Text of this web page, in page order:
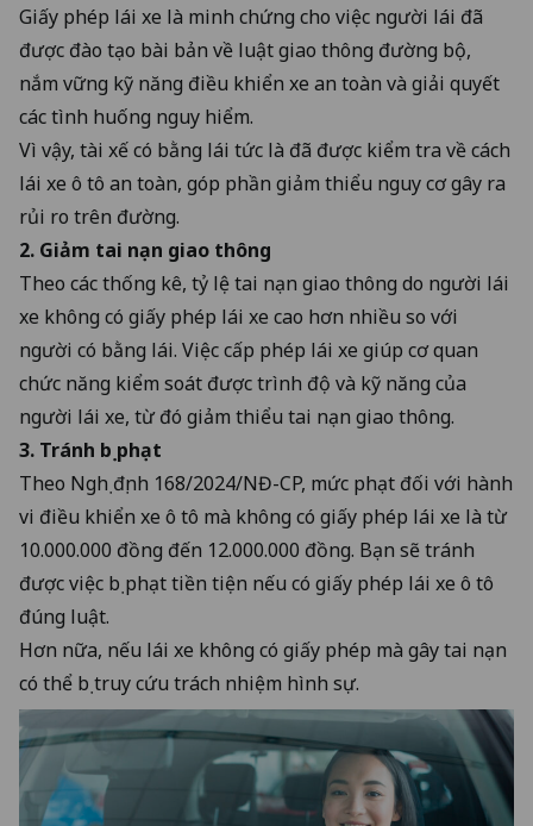
Giấy phép lái xe là minh chứng cho việc người lái đã
được đào tạo bài bản về luật giao thông đường bộ,
nắm vững kỹ năng điều khiển xe an toàn và giải quyết
các tình huống nguy hiểm.
Vì vậy, tài xế có bằng lái tức là đã được kiểm tra về cách
lái xe ô tô an toàn, góp phần giảm thiểu nguy cơ gây ra
rủi ro trên đường.
2. Giảm tai nạn giao thông
Theo các thống kê, tỷ lệ tai nạn giao thông do người lái
xe không có giấy phép lái xe cao hơn nhiều so với
người có bằng lái. Việc cấp phép lái xe giúp cơ quan
chức năng kiểm soát được trình độ và kỹ năng của
người lái xe, từ đó giảm thiểu tai nạn giao thông.
3. Tránh bị phạt
Theo Nghị định 168/2024/NĐ-CP, mức phạt đối với hành
vi điều khiển xe ô tô mà không có giấy phép lái xe là từ
10.000.000 đồng đến 12.000.000 đồng. Bạn sẽ tránh
được việc bị phạt tiền tiện nếu có giấy phép lái xe ô tô
đúng luật.
Hơn nữa, nếu lái xe không có giấy phép mà gây tai nạn
có thể bị truy cứu trách nhiệm hình sự.